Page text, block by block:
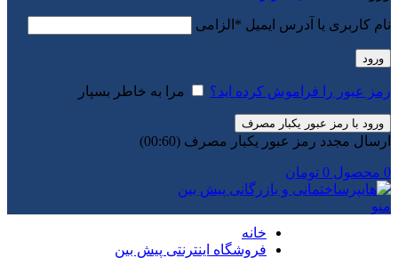
نام کاربری یا آدرس ایمیل * الزامی
ورود
رمز عبور را فراموش کرده اید؟ مرا به خاطر بسپار
ورود با رمز عبور یکبار مصرف
ارسال مجدد رمز عبور یکبار مصرف (00:
60
)
0 محصول 0 تومان
منو
خانه
فروشگاه اینترنتی پیش بین